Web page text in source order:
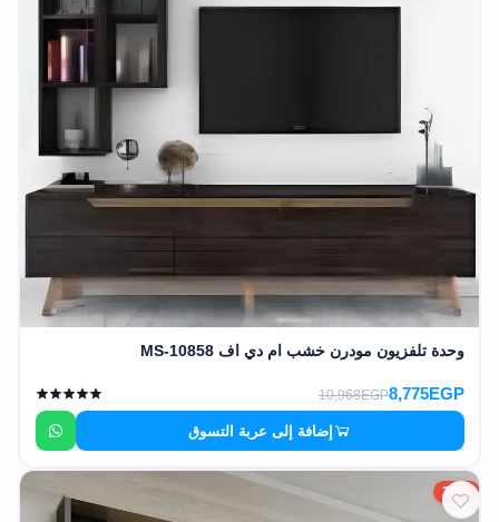
وحدة تلفزيون مودرن خشب ام دي اف MS-10858
8,775EGP
10,968EGP
إضافة إلى عربة التسوق
20%